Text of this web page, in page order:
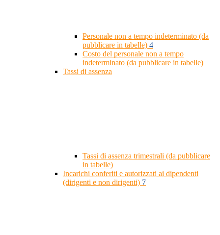
Personale non a tempo indeterminato (da
pubblicare in tabelle) 4
Costo del personale non a tempo
indeterminato (da pubblicare in tabelle)
Tassi di assenza
Tassi di assenza trimestrali (da pubblicare
in tabelle)
Incarichi conferiti e autorizzati ai dipendenti
(dirigenti e non dirigenti) 7